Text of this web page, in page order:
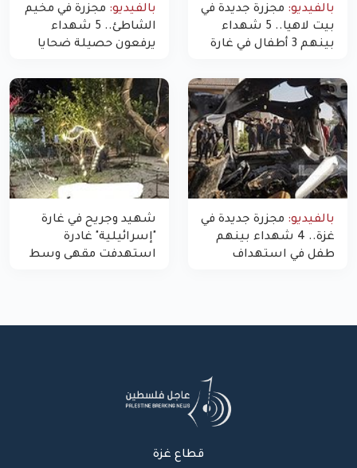
بالفيديو: مجزرة جديدة في
بيت لاهيا.. 5 شهداء
بينهم 3 أطفال في غارة
غزة
بالفيديو: مجزرة في مخيم
الشاطئ.. 5 شهداء
يرفعون حصيلة ضحايا
بالفيديو: مجزرة جديدة في
غزة.. 4 شهداء بينهم
طفل في استهداف
شهيد وجريح في غارة
"إسرائيلية" غادرة
استهدفت مقهى وسط
قطاع غزة